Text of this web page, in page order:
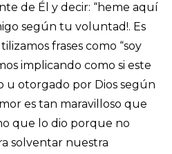
de Él y decir: “heme aquí
según tu voluntad!. Es
frases como “soy
implicando como si este
otorgado por Dios según
es tan maravilloso que
que lo dio porque no
solventar nuestra